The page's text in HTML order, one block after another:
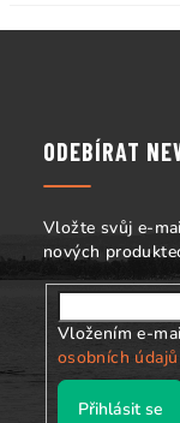
ODEBÍRAT
Vložte svůj e-
nových
Vložením e-
osobních údajů
Přihlásit se